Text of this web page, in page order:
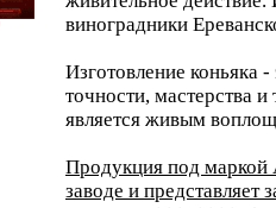
виноградники
Изготовление коньяка
точности, мастерства
является живым
Продукция под маркой
заводе и